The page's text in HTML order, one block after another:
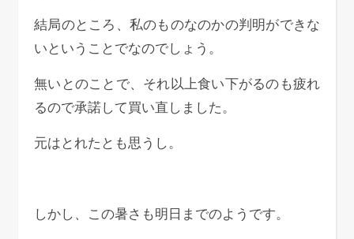
結局のところ、私のものなのかの判明ができな
いということでなのでしょう。
無いとのことで、それ以上食い下がるのも疲れ
るので承諾して買い直しました。
元はとれたとも思うし。
しかし、この暑さも明日までのようです。